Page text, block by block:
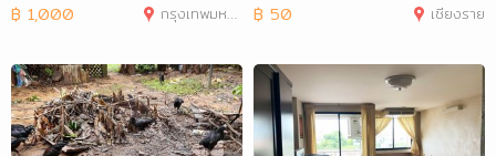
฿ 1,000 กรุงเทพมหานคร ฿ 50 เชียงราย